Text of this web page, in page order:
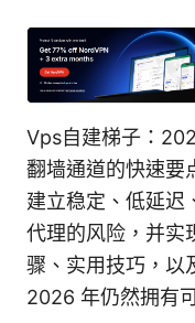
Vps自建梯子：
翻墙通道的快速要
建立稳定、低延迟
代理的风险，并实
骤、实用技巧，以
2026 年仍然拥有